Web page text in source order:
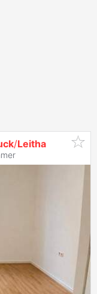
/Leitha